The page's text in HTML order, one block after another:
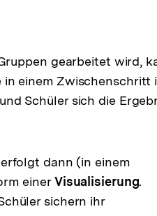
gearbeitet wird,
in einem Zwischenschritt
Schüler sich die
dann (in einem
einerVisualisierung.
sichern ihr